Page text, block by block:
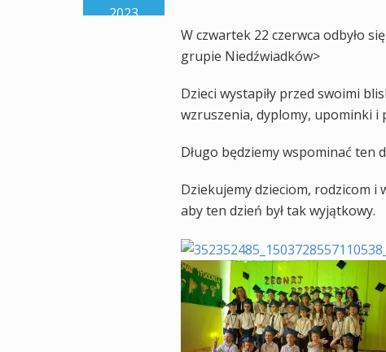
2023
W czwartek 22 czerwca odbyło
grupie Niedźwiadków>
Dzieci wystapiły przed swoimi
wzruszenia, dyplomy, upominki i
Długo będziemy wspominać ten
Dziekujemy dzieciom, rodzicom i
aby ten dzień był tak wyjątkowy.